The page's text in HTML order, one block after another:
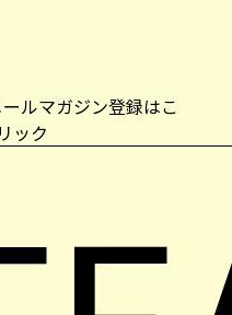
ルマガジン登録はこ
ック